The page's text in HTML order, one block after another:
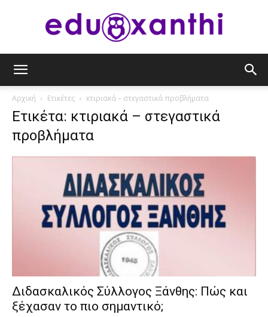
Αρχική Ετικέτες κτιριακά – στεγαστικά προβλήματα
Ετικέτα: κτιριακά – στεγαστικά
προβλήματα
Διδασκαλικός Σύλλογος Ξάνθης: Πώς και
ξέχασαν το πιο σημαντικό;